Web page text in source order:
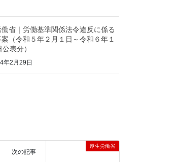
働省｜労働基準関係法令違反に係る
（令和５年２月１日～令和６年１
表分）
年2月29日
厚生労働省
次の記事